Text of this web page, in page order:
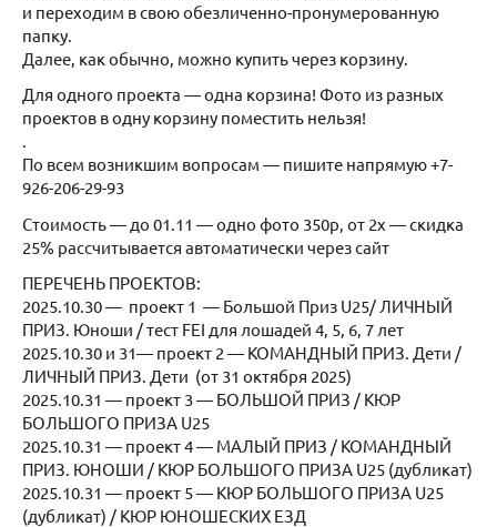
и переходим в свою обезличенно-пронумерованную
папку.
Далее, как обычно, можно купить через корзину.
Для одного проекта — одна корзина! Фото из разных
проектов в одну корзину поместить нельзя!
.
По всем возникшим вопросам — пишите напрямую +7-
926-206-29-93
Стоимость — до 01.11 — одно фото 350р, от 2х — скидка
25% рассчитывается автоматически через сайт
ПЕРЕЧЕНЬ ПРОЕКТОВ:
2025.10.30 — проект 1 — Большой Приз U25/ ЛИЧНЫЙ
ПРИЗ. Юноши / тест FEI для лошадей 4, 5, 6, 7 лет
2025.10.30 и 31— проект 2 — КОМАНДНЫЙ ПРИЗ. Дети /
ЛИЧНЫЙ ПРИЗ. Дети (от 31 октября 2025)
2025.10.31 — проект 3 — БОЛЬШОЙ ПРИЗ / КЮР
БОЛЬШОГО ПРИЗА U25
2025.10.31 — проект 4 — МАЛЫЙ ПРИЗ / КОМАНДНЫЙ
ПРИЗ. ЮНОШИ / КЮР БОЛЬШОГО ПРИЗА U25 (дубликат)
2025.10.31 — проект 5 — КЮР БОЛЬШОГО ПРИЗА U25
(дубликат) / КЮР ЮНОШЕСКИХ ЕЗД